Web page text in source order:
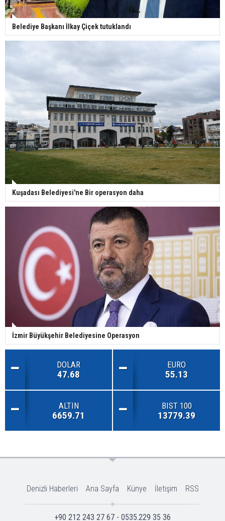
Belediye Başkanı İlkay Çiçek tutuklandı
Kuşadası Belediyesi'ne Bir operasyon daha
İzmir Büyükşehir Belediyesine Operasyon
DOLAR
47.68
EURO
55.13
ALTIN
6659.71
BIST 100
13779.39
Denizli Haberleri Ana Sayfa Künye İletişim RSS
+90 212 243 27 67 - 0535.229 35 36